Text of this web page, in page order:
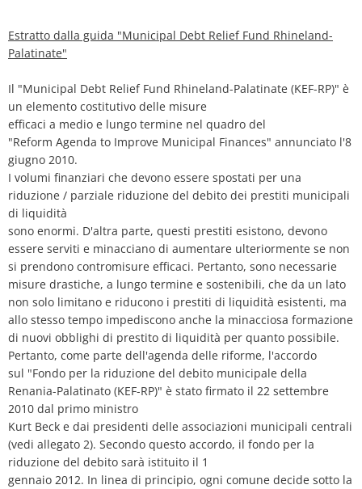
Misure di ammodernamento/
Pianificazione termica comunale
Ottersheim
Weitersweiler
Zellertal
riduzione
del
debito
municipale
Estratto dalla guida "Municipal Debt Relief Fund Rhineland-
Palatinate"
Il "Municipal Debt Relief Fund Rhineland-Palatinate (KEF-RP)" è
un elemento costitutivo delle misure
efficaci a medio e lungo termine nel quadro del
"Reform Agenda to Improve Municipal Finances" annunciato l'8
giugno 2010.
I volumi finanziari che devono essere spostati per una
riduzione / parziale riduzione del debito dei prestiti municipali
di liquidità
sono enormi. D'altra parte, questi prestiti esistono, devono
essere serviti e minacciano di aumentare ulteriormente se non
si prendono contromisure efficaci. Pertanto, sono necessarie
misure drastiche, a lungo termine e sostenibili, che da un lato
non solo limitano e riducono i prestiti di liquidità esistenti, ma
allo stesso tempo impediscono anche la minacciosa formazione
di nuovi obblighi di prestito di liquidità per quanto possibile.
Pertanto, come parte dell'agenda delle riforme, l'accordo
sul "Fondo per la riduzione del debito municipale della
Renania-Palatinato (KEF-RP)" è stato firmato il 22 settembre
2010 dal primo ministro
Kurt Beck e dai presidenti delle associazioni municipali centrali
(vedi allegato 2). Secondo questo accordo, il fondo per la
riduzione del debito sarà istituito il 1
gennaio 2012. In linea di principio, ogni comune decide sotto la